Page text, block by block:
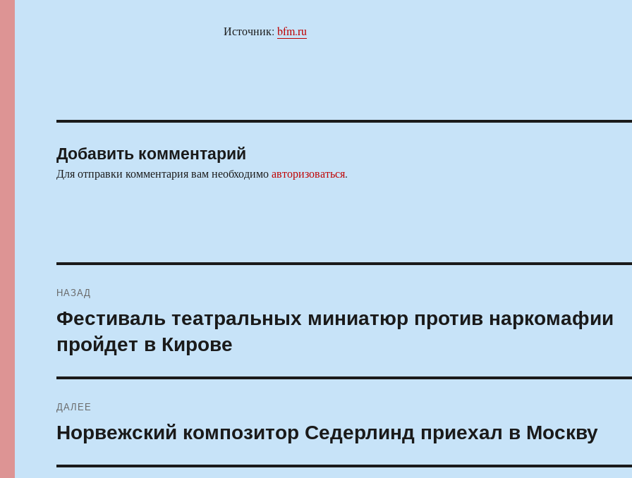
Источник: bfm.ru
Добавить комментарий
Для отправки комментария вам необходимоавторизоваться.
по
записям
НАЗАД
Предыдущая
Фестиваль театральных миниатюр против наркомафии
пройдет в Кирове
ДАЛЕЕ
Следующая
запись:
Норвежский композитор Седерлинд приехал в Москву